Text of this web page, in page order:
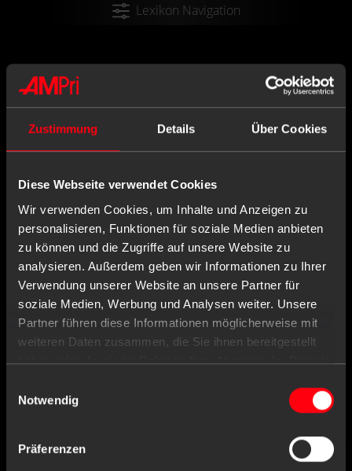
Zustimmung Details Über Cookies
Diese Webseite verwendet Cookies
Wir verwenden Cookies, um Inhalte und Anzeigen zu
personalisieren, Funktionen für soziale Medien anbieten
zu können und die Zugriffe auf unsere Website zu
analysieren. Außerdem geben wir Informationen zu Ihrer
Verwendung unserer Website an unsere Partner für
soziale Medien, Werbung und Analysen weiter. Unsere
Partner führen diese Informationen möglicherweise mit
weiteren Daten zusammen, die Sie ihnen bereitgestellt
haben oder die sie im Rahmen Ihrer Nutzung der Dienste
Notwendig
Präferenzen
Lexikon Navigation
MEDIZINPRODUKT KLASSE
II B
Hierbei handelt es sich um Geräte, die etwas
als 30 Tage im Körper eingesetzt werden. Eine
vorgeschrieben. Beispiele hierfür sind
Infusionspunpen, Zahnimplantate etc.
AMPRI KONTAKTIEREN
21423 Winsen/Luhe